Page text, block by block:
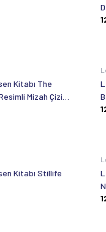
Kitabı The
Mizah Çizim
Kitabı Stillife